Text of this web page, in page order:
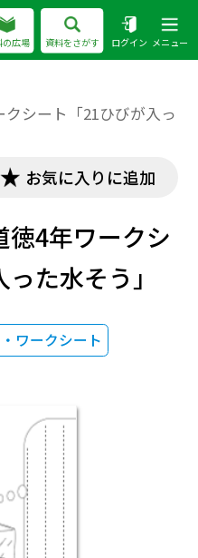
の広場 資料をさがす ログイン メニュー
シート「21ひびが入っ
お気に入りに追加
徳4年ワークシ
た水そう」
ワークシート